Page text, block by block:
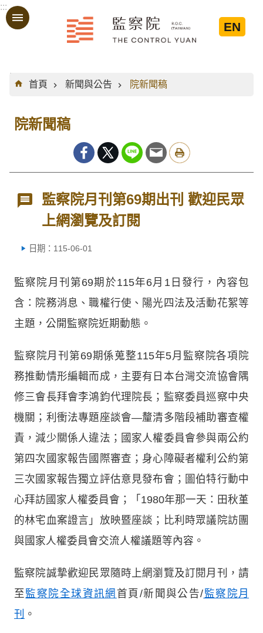
跳到主要內容區塊
:::
EN
:::
首頁
新聞與公告 院新聞稿
院新聞稿
監察院月刊第69期出刊 歡迎民眾
上網瀏覽及訂閱
日期：115-06-01
監察院月刊第69期於115年6月1日發行，內容包
含：院務消息、職權行使、陽光四法及活動花絮等
主題，公開監察院近期動態。
監察院月刊第69期係蒐整115年5月監察院各項院
務推動情形編輯而成，主要有日本台灣交流協會隅
修三會長拜會李鴻鈞代理院長；監察委員巡察中央
機關；利衝法專題座談會—釐清多階段補助審查權
責，減少關係人違法；國家人權委員會參與兩公約
第四次國家報告國際審查；身心障礙者權利公約第
三次國家報告獨立評估意見發布會；圖伯特行動中
心拜訪國家人權委員會；「1980年那一天：田秋堇
的林宅血案證言」放映暨座談；比利時眾議院訪團
與國家人權委員會交流人權議題等內容。
監察院誠摯歡迎民眾隨時上網瀏覽及訂閱月刊，請
至 監察院全球資訊網 首頁/新聞與公告/監察院月
刊 。